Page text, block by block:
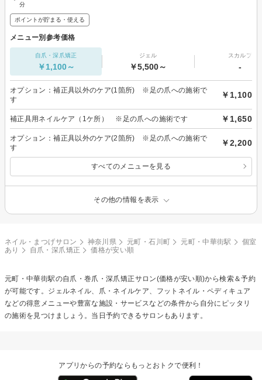
分
ポイントが貯まる・使える
メニュー別参考価格
自爪・深爪矯正
￥1,100～
ジェル
￥5,500～
スカルプ
-
オプション：補正具以外のケア(1箇所) ※足の爪への施術で
す
￥1,100
補正具用ネイルケア（1ケ所） ※足の爪への施術です ￥1,650
オプション：補正具以外のケア(2箇所) ※足の爪への施術で
す
￥2,200
すべてのメニューを見る
その他の情報を表示
ネイル・まつげサロン 神奈川県 元町・石川町 元町・中華街駅
個室
あり
自爪・深爪矯正 価格が安い順
元町・中華街駅の自爪・巻爪・深爪矯正サロン(価格が安い順)から検索＆予約
が可能です。ジェルネイル、爪・ネイルケア、フットネイル・ペディキュア
などの得意メニューや豊富な施設・サービスなどの条件から自分にピッタリ
の施術を見つけましょう。当日予約できるサロンもあります。
アプリからの予約ならもっとおトクで便利！